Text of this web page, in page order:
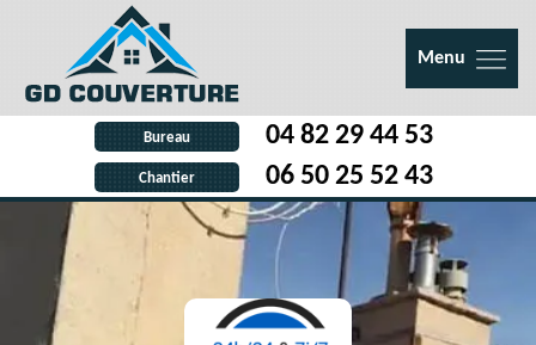
Menu
Bureau 04 82 29 44 53
Chantier 06 50 25 52 43